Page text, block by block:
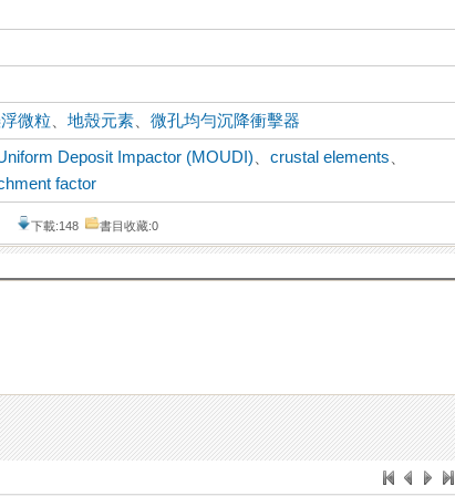
微粒 、地殼元素 、微孔均勻沉降衝擊器
Deposit Impactor (MOUDI) 、crustal elements
factor
下載:148 書目收藏:0